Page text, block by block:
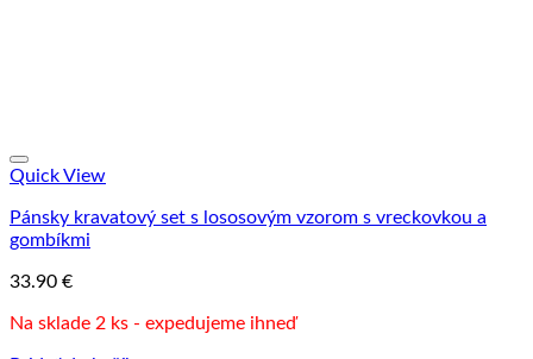
Quick View
Pánsky kravatový set s lososovým vzorom s vreckovkou a
gombíkmi
33.90 €
Na sklade 2 ks - expedujeme ihneď